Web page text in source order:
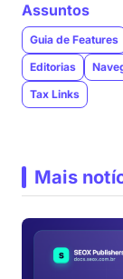
Assuntos
Guia de Features
Editorias
Tax Links
Mais